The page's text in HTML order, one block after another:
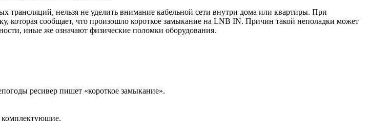
трансляций, нельзя не уделить внимание кабельной сети внутри дома или квартиры. При
которая сообщает, что произошло короткое замыкание на LNB IN. Причин такой неполадки может
иные же означают физические поломки оборудования.
ресивер пишет «короткое замыкание».
комплектующие.